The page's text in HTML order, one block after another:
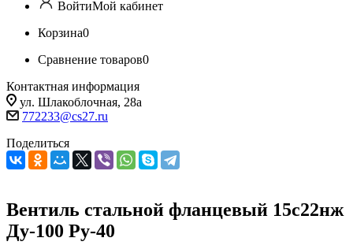
ВойтиМой кабинет
Корзина0
Сравнение товаров0
Контактная информация
ул. Шлакоблочная, 28а
772233@cs27.ru
Поделиться
Вентиль стальной фланцевый 15с22нж
Ду-100 Ру-40